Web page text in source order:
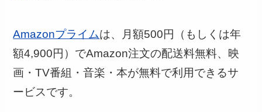
Amazonプライムは、月額500円（もしくは年
額4,900円）でAmazon注文の配送料無料、映
画・TV番組・音楽・本が無料で利用できるサ
ービスです。